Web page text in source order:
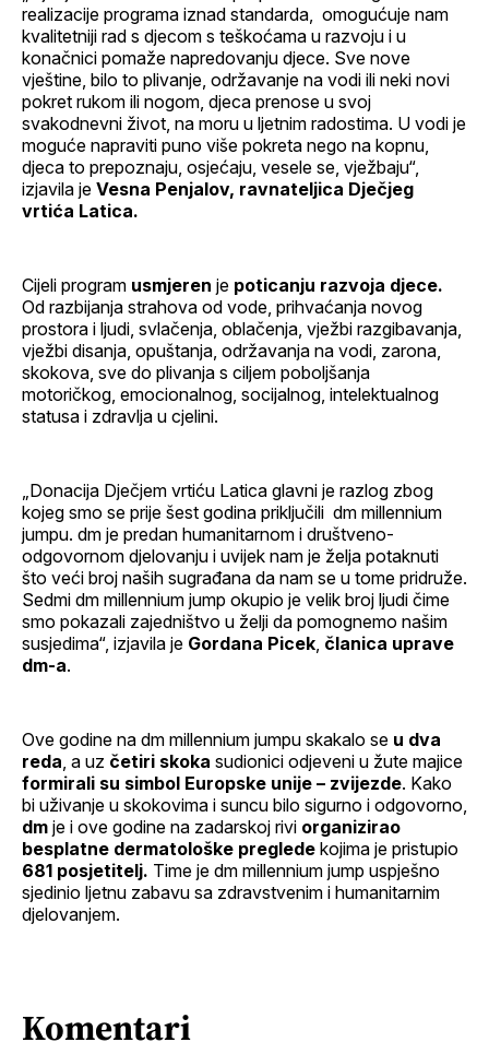
realizacije programa iznad standarda, omogućuje nam
kvalitetniji rad s djecom s teškoćama u razvoju i u
konačnici pomaže napredovanju djece. Sve nove
vještine, bilo to plivanje, održavanje na vodi ili neki novi
pokret rukom ili nogom, djeca prenose u svoj
svakodnevni život, na moru u ljetnim radostima. U vodi je
moguće napraviti puno više pokreta nego na kopnu,
djeca to prepoznaju, osjećaju, vesele se, vježbaju“,
izjavila je Vesna Penjalov, ravnateljica Dječjeg
vrtića Latica.
Cijeli program usmjeren je poticanju razvoja djece.
Od razbijanja strahova od vode, prihvaćanja novog
prostora i ljudi, svlačenja, oblačenja, vježbi razgibavanja,
vježbi disanja, opuštanja, održavanja na vodi, zarona,
skokova, sve do plivanja s ciljem poboljšanja
motoričkog, emocionalnog, socijalnog, intelektualnog
statusa i zdravlja u cjelini.
„Donacija Dječjem vrtiću Latica glavni je razlog zbog
kojeg smo se prije šest godina priključili dm millennium
jumpu. dm je predan humanitarnom i društveno-
odgovornom djelovanju i uvijek nam je želja potaknuti
što veći broj naših sugrađana da nam se u tome pridruže.
Sedmi dm millennium jump okupio je velik broj ljudi čime
smo pokazali zajedništvo u želji da pomognemo našim
susjedima“, izjavila je Gordana Picek članica uprave
dm-a.
Ove godine na dm millennium jumpu skakalo se u dva
reda , a uz četiri skoka sudionici odjeveni u žute majice
formirali su simbol Europske unije – zvijezde. Kako
bi uživanje u skokovima i suncu bilo sigurno i odgovorno,
dm je i ove godine na zadarskoj rivi organizirao
besplatne dermatološke preglede kojima je pristupio
681 posjetitelj. Time je dm millennium jump uspješno
sjedinio ljetnu zabavu sa zdravstvenim i humanitarnim
djelovanjem.
Komentari